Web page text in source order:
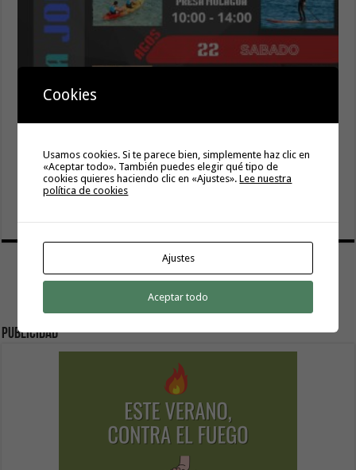
La campaña de verano del Bono Consumo inyecta más de
1,1 millones de euros en el tejido económico de La
Gomera
Publicidad
Cookies
Usamos cookies. Si te parece bien, simplemente haz clic en
«Aceptar todo». También puedes elegir qué tipo de
cookies quieres haciendo clic en «Ajustes».Lee nuestra
política de cookies
Ajustes
Aceptar todo